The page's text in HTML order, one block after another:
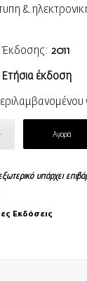
&
Έκδοσης: 2011
Ετήσια έκδοση
Αγορά
υπάρχει
Εκδόσεις